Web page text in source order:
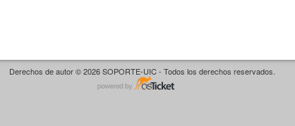
Derechos de autor © 2026 SOPORTE-UIC - Todos los derechos reservados.